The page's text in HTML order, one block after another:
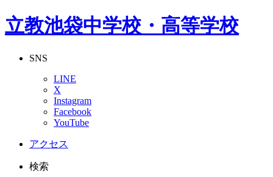
立教池袋中学校・高等学校
SNS
LINE
X
Instagram
Facebook
YouTube
アクセス
検索